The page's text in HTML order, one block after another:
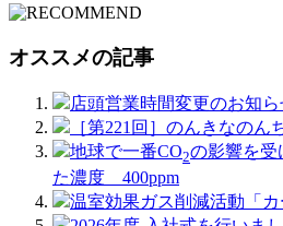
オススメの記事
店頭営業時間変更のお知ら
［第221回］のんきなのん
地球で一番CO2の影響を受
た濃度 400ppm
温室効果ガス削減活動「カ